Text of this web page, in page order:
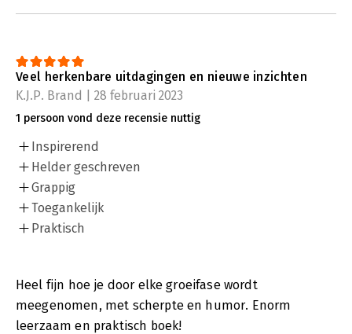
Veel herkenbare uitdagingen en nieuwe inzichten
K.J.P. Brand | 28 februari 2023
1 persoon vond deze recensie nuttig
Inspirerend
Helder geschreven
Grappig
Toegankelijk
Praktisch
Heel fijn hoe je door elke groeifase wordt
meegenomen, met scherpte en humor. Enorm
leerzaam en praktisch boek!